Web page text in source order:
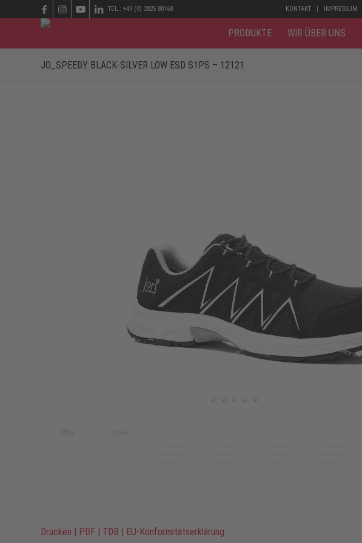
KONTAKT IMPRESSUM
TEL.: +49 (0) 2825 80168
PRODUKTE WIR ÜBER UNS
JO_SPEEDY BLACK-SILVER LOW ESD S1PS – 12121
Drucken | PDF | TDB | EU-Konformitätserklärung